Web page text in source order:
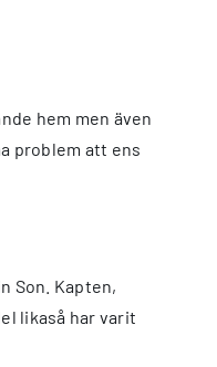
hem men även
problem att ens
Son. Kapten,
likaså har varit